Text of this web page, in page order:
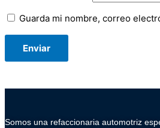
Guarda mi nombre, correo
Somos una refaccionaria automotriz